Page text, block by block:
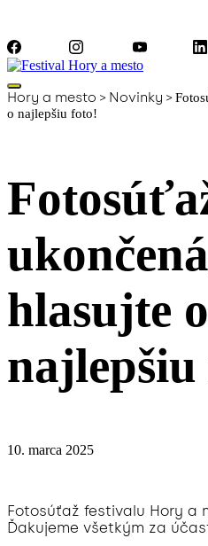
Hory a mesto > Novinky >
o najlepšiu foto!
hlasujte o
10. marca 2025
Fotosúťaž festivalu Hory a
Ďakujeme všetkým za